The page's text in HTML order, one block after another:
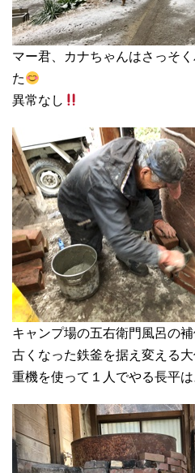
マー君、カナちゃんはさっそ
た
異常なし
キャンプ場の五右衛門風呂の
古くなった鉄釜を据え変える
重機を使って１人でやる長平は